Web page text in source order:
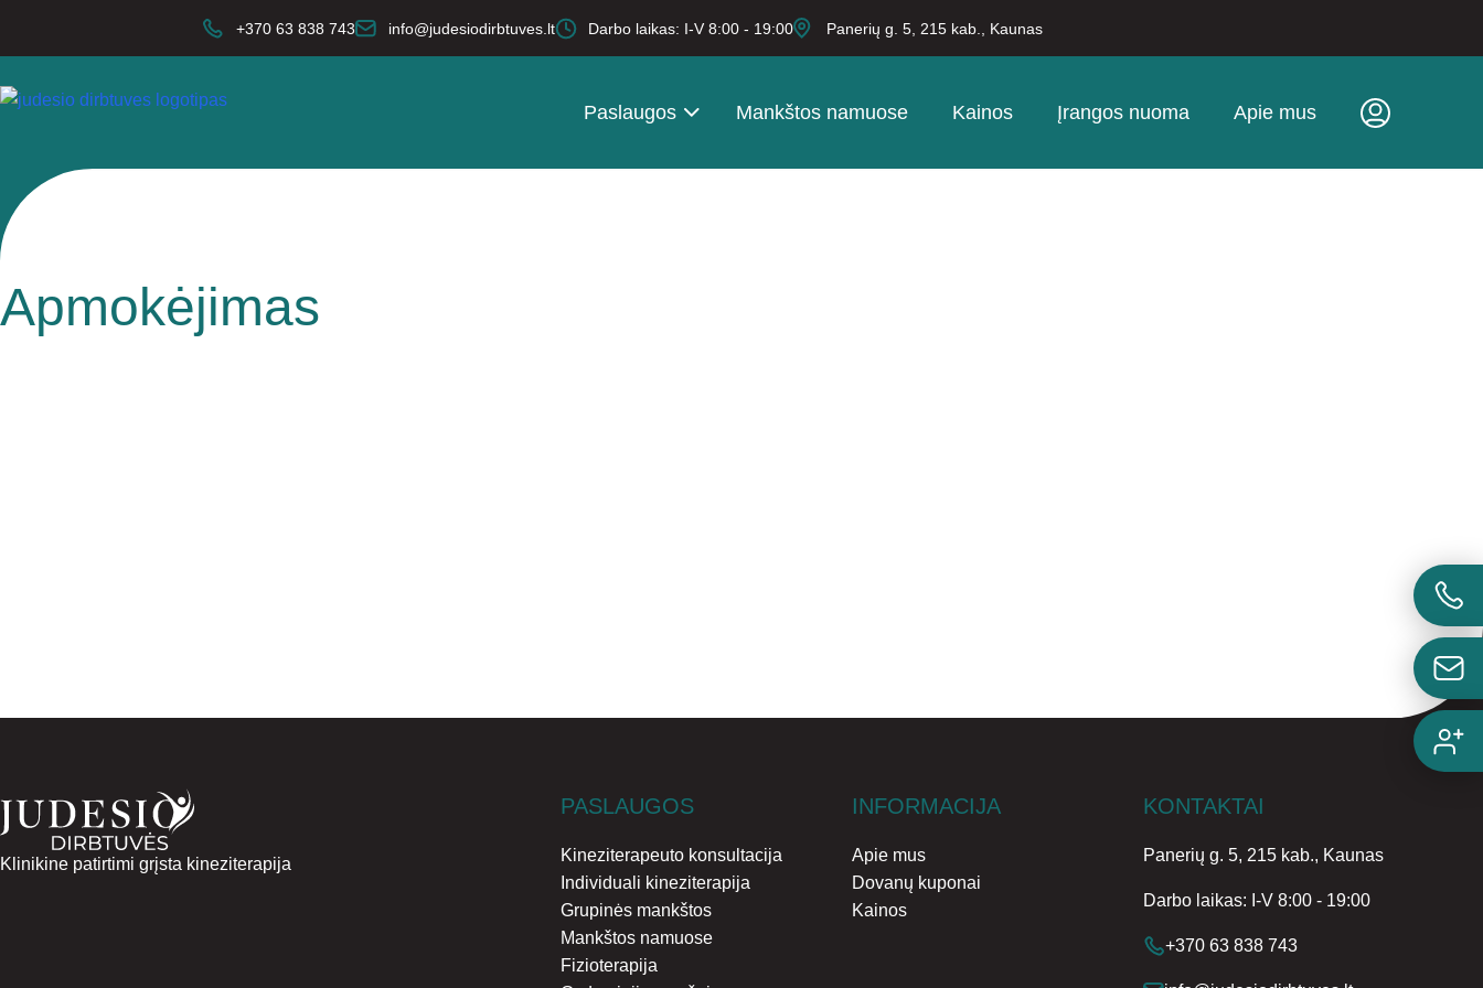
+370 63 838 743 info@judesiodirbtuves.lt Darbo laikas: I-V 8:00 - 19:00 Panerių g. 5, 215 kab., Kaunas
Paslaugos Mankštos namuose Kainos Įrangos nuoma Apie mus
Apmokėjimas
Klinikine patirtimi grįsta kineziterapija
PASLAUGOS
Kineziterapeuto konsultacija
Individuali kineziterapija
Grupinės mankštos
Mankštos namuose
Fizioterapija
INFORMACIJA
Apie mus
Dovanų kuponai
Kainos
KONTAKTAI
Panerių g. 5, 215 kab., Kaunas
Darbo laikas: I-V 8:00 - 19:00
+370 63 838 743